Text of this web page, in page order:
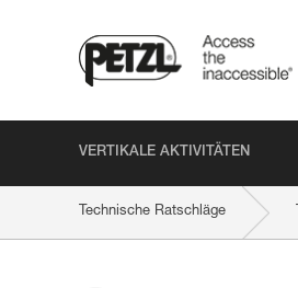
VERTIKALE AKTIVITÄTEN
Technische Ratschläge